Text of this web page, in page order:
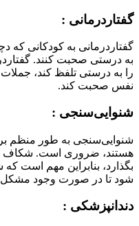
گفتاردرمانی :
گفتاردرمانی به کودکانی
به درستی صحبت کنند.
را به درستی تلفظ کند، جملات
نفس صحبت کند.
شنوایی‌سنجی :
شنوایی‌سنجی به طور منظم
هستند، ضروری است. شکاف
بگذارد، بنابراین مهم است
شود تا در صورت وجود
دندانپزشکی :